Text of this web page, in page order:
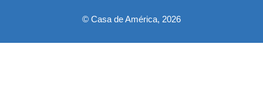
© Casa de América, 2026